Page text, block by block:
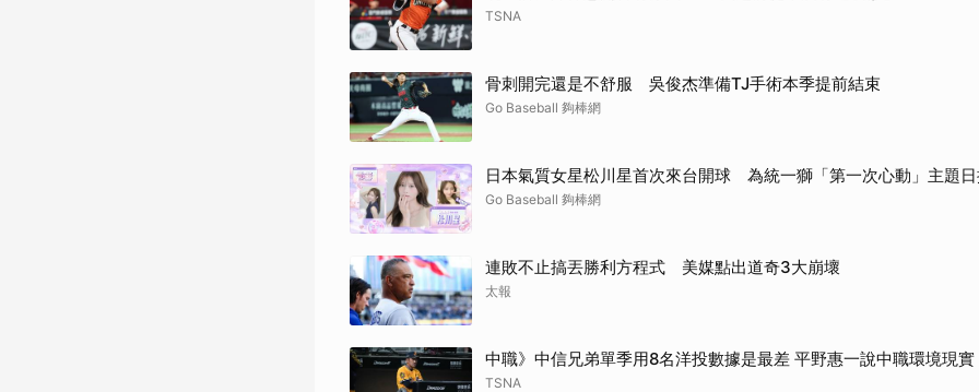
TSNA
骨刺開完還是不舒服 吳俊杰準備TJ手術本季提前結束
Go Baseball 夠棒網
日本氣質女星松川星首次來台開球 為統一獅「第一次心動」主題
Go Baseball 夠棒網
連敗不止搞丟勝利方程式 美媒點出道奇3大崩壞
太報
中職》中信兄弟單季用8名洋投數據是最差 平野惠一說中職環境現實
TSNA